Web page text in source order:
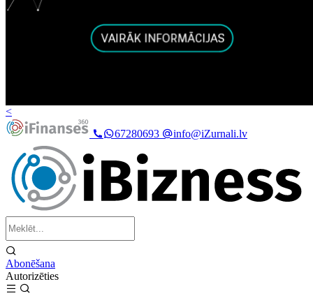
<
67280693
info@iZurnali.lv
Abonēšana
Autorizēties